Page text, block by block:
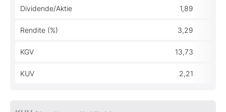
Dividende/Aktie 1,89
Rendite (%) 3,29
KGV 13,73
KUV 2,21